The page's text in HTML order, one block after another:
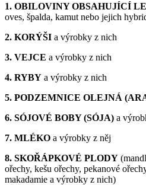
1. OBILOVINY OBSAHUJÍCÍ
oves, špalda, kamut nebo jejich
2. KORÝŠI a výrobky z nich
3. VEJCE a výrobky z nich
4. RYBY a výrobky z nich
5. PODZEMNICE OLEJNÁ
6. SÓJOVÉ BOBY (SÓJA) a
7. MLÉKO a výrobky z něj
8. SKOŘÁPKOVÉ PLODY
ořechy, kešu ořechy, pekanové
makadamie a výrobky z nich)